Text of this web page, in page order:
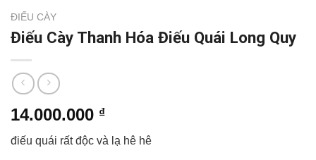
ĐIẾU CÀY
Điếu Cày Thanh Hóa Điếu Quái Long Quy
14.000.000 ₫
điếu quái rất độc và lạ hê hê